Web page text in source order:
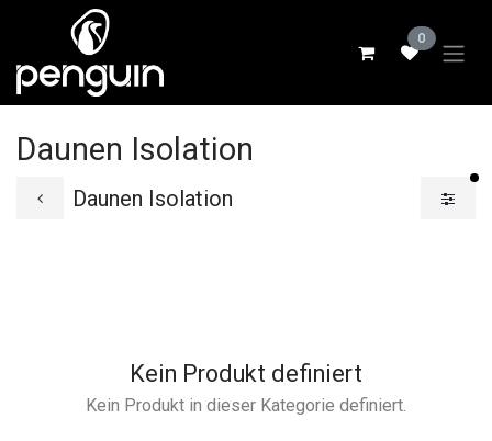
Zum Inhalt springen
0
Daunen Isolation
Daunen Isolation
Kein Produkt definiert
Kein Produkt in dieser Kategorie definiert.